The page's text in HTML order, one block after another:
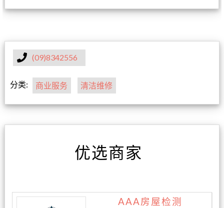
(09)8342556
分类: 商业服务 清洁维修
优选商家
AAA房屋检测